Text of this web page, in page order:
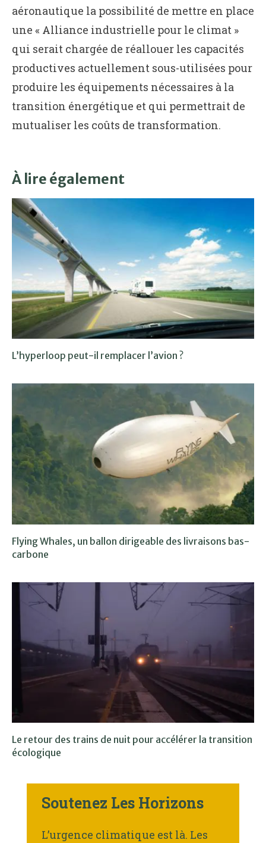
aéronautique la possibilité de mettre en place
une « Alliance industrielle pour le climat »
qui serait chargée de réallouer les capacités
productives actuellement sous-utilisées pour
produire les équipements nécessaires à la
transition énergétique et qui permettrait de
mutualiser les coûts de transformation.
À lire également
L’hyperloop peut-il remplacer l’avion ?
Flying Whales, un ballon dirigeable des livraisons bas-
carbone
Le retour des trains de nuit pour accélérer la transition
écologique
Soutenez Les Horizons
L’urgence climatique est là. Les